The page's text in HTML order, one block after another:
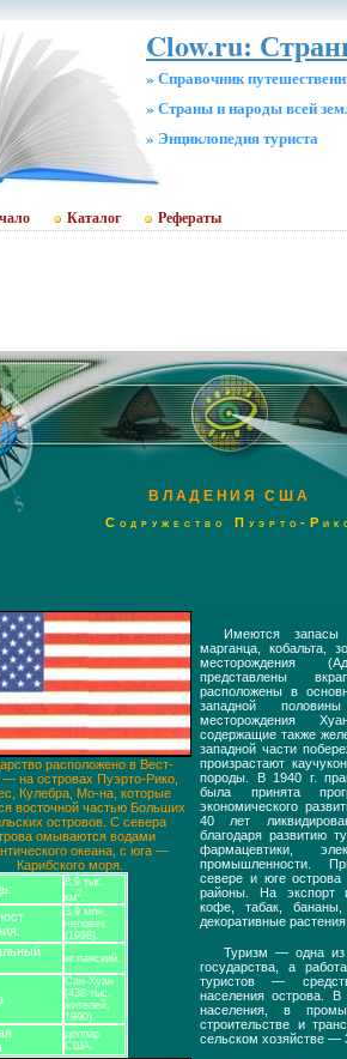
Clow.ru:
» Справочник
» Страны и народы всей
» Энциклопедия туриста
Каталог Рефераты
ВЛАДЕНИЯ США
Содружество Пуэрто-
расположено в Вест-
на островах Пуэрто-Рико,
Кулебра, Мо-на, которые
восточной частью Больших
островов. С севера
омываются водами
океана, с юга —
Карибского моря.
8,9 тыс.
км2.
3,9 млн.
человек
(1998).
испанский.
Сан-Хуан
(438 тыс.
жителей,
1990).
доллар
США.
Имеются
марганца, кобальта,
месторождения
представлены
расположены в
западной
месторождения
содержащие также
западной части
произрастают
породы. В 1940 г.
была принята
экономического
40 лет
благодаря развитию
фармацевтики,
промышленности.
севере и юге
районы. На экспорт
кофе, табак,
декоративные
Туризм — одна из
государства, а
туристов —
населения острова.
населения, в
строительстве и
сельском хозяйстве —